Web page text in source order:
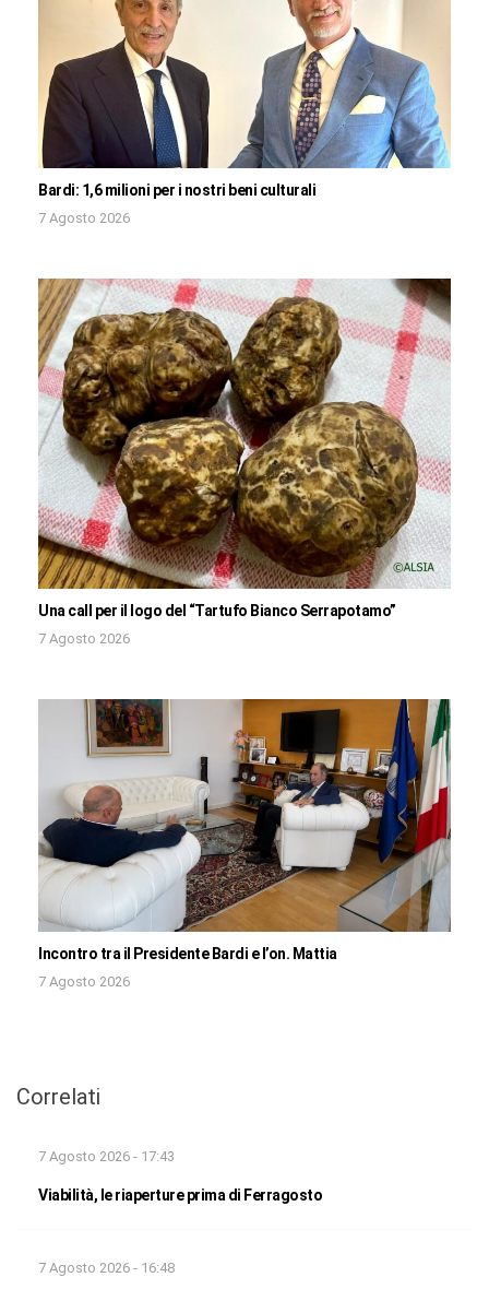
Bardi: 1,6 milioni per i nostri beni culturali
7 Agosto 2026
Una call per il logo del “Tartufo Bianco Serrapotamo”
7 Agosto 2026
Incontro tra il Presidente Bardi e l’on. Mattia
7 Agosto 2026
Correlati
7 Agosto 2026 - 17:43
Viabilità, le riaperture prima di Ferragosto
7 Agosto 2026 - 16:48